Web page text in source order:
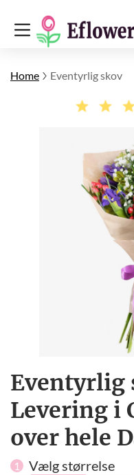
Home Eventyrlig skov
Eventyrlig
Levering i
over hele
1 Vælg størrelse